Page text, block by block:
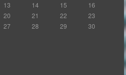
13 14 15
16
20 21 22
23
27 28 29
30